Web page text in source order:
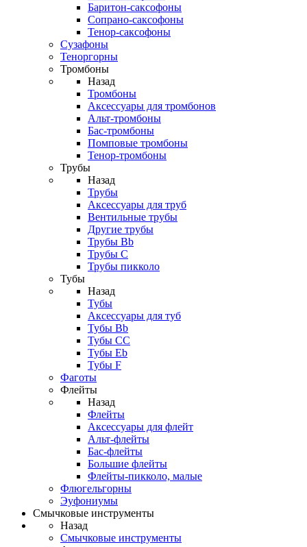
Баритон-саксофоны
Сопрано-саксофоны
Тенор-саксофоны
Сузафоны
Теноргорны
Тромбоны
Назад
Тромбоны
Аксессуары для тромбонов
Альт-тромбоны
Бас-тромбоны
Помповые тромбоны
Тенор-тромбоны
Трубы
Назад
Трубы
Аксессуары для труб
Вентильные трубы
Другие трубы
Трубы Bb
Трубы C
Трубы пикколо
Тубы
Назад
Тубы
Аксессуары для туб
Тубы Bb
Тубы CC
Тубы Eb
Тубы F
Фаготы
Флейты
Назад
Флейты
Аксессуары для флейт
Альт-флейты
Бас-флейты
Большие флейты
Флейты-пикколо, малые
Флюгельгорны
Эуфониумы
Смычковые инструменты
Назад
Смычковые инструменты